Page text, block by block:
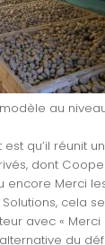
au
qu’il réunit
dont
encore Merci
cela
avec « Merci
du